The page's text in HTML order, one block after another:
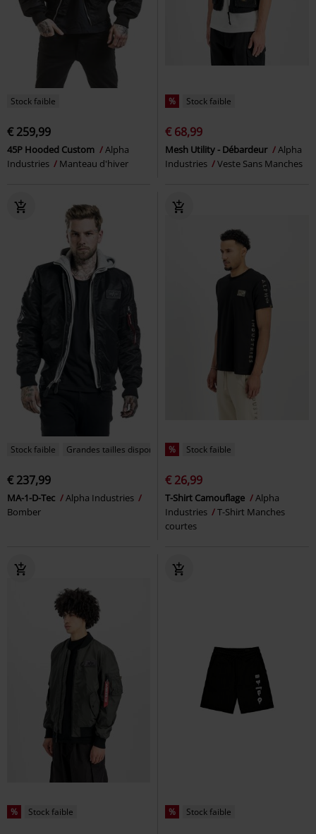
Stock faible
€ 259,99
45P Hooded Custom
Alpha
Industries
Manteau d'hiver
% Stock faible
€ 68,99
Mesh Utility - Débardeur
Alpha
Industries
Veste Sans Manches
Stock faible Grandes tailles disponibles
€ 237,99
MA-1-D-Tec
Alpha Industries
Bomber
% Stock faible
€ 26,99
T-Shirt Camouflage
Alpha
Industries
T-Shirt Manches
courtes
% Stock faible % Stock faible